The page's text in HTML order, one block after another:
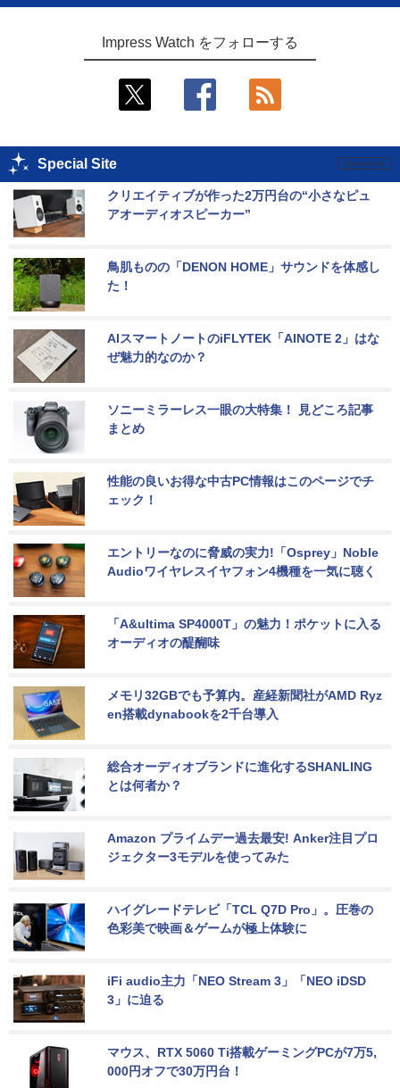
Impress Watch をフォローする
Special Site
クリエイティブが作った2万円台の“小さなピュ
アオーディオスピーカー”
鳥肌ものの「DENON HOME」サウンドを体感し
た！
AIスマートノートのiFLYTEK「AINOTE 2」はな
ぜ魅力的なのか？
ソニーミラーレス一眼の大特集！ 見どころ記事
まとめ
性能の良いお得な中古PC情報はこのページでチ
ェック！
エントリーなのに脅威の実力!「Osprey」Noble
Audioワイヤレスイヤフォン4機種を一気に聴く
「A&ultima SP4000T」の魅力！ポケットに入る
オーディオの醍醐味
メモリ32GBでも予算内。産経新聞社がAMD Ryz
en搭載dynabookを2千台導入
総合オーディオブランドに進化するSHANLING
とは何者か？
Amazon プライムデー過去最安! Anker注目プロ
ジェクター3モデルを使ってみた
ハイグレードテレビ「TCL Q7D Pro」。圧巻の
色彩美で映画＆ゲームが極上体験に
iFi audio主力「NEO Stream 3」「NEO iDSD
3」に迫る
マウス、RTX 5060 Ti搭載ゲーミングPCが7万5,
000円オフで30万円台！